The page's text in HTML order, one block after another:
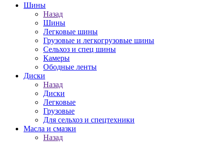
Шины
Назад
Шины
Легковые шины
Грузовые и легкогрузовые шины
Сельхоз и спец шины
Камеры
Ободные ленты
Диски
Назад
Диски
Легковые
Грузовые
Для сельхоз и спецтехники
Масла и смазки
Назад